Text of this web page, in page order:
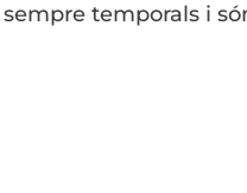
temporals i